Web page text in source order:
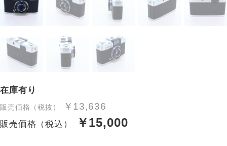
在庫有り
販売価格（税抜） ￥13,636
販売価格（税込） ￥15,000